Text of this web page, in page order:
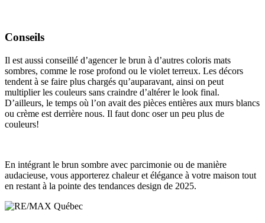
Conseils
Il est aussi conseillé d’agencer le brun à d’autres coloris mats
sombres, comme le rose profond ou le violet terreux. Les décors
tendent à se faire plus chargés qu’auparavant, ainsi on peut
multiplier les couleurs sans craindre d’altérer le look final.
D’ailleurs, le temps où l’on avait des pièces entières aux murs blancs
ou crème est derrière nous. Il faut donc oser un peu plus de
couleurs!
En intégrant le brun sombre avec parcimonie ou de manière
audacieuse, vous apporterez chaleur et élégance à votre maison tout
en restant à la pointe des tendances design de 2025.